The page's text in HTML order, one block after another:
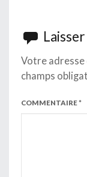
Votre adresse
champs
COMMENTAIRE*